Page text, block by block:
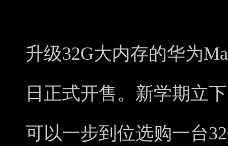
升级32G大内存的华为
日正式开售。新学期立
可以一步到位选购一台